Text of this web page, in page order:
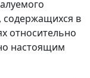
содержащихся в
относительно
настоящим